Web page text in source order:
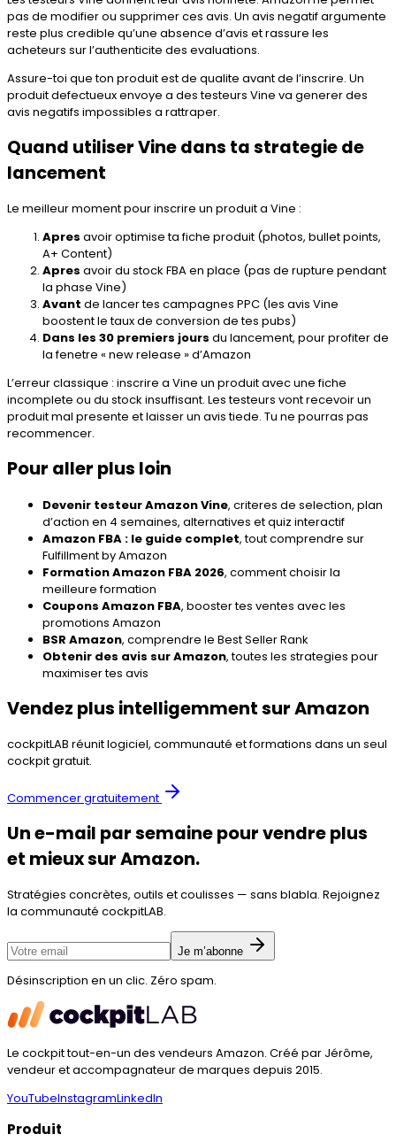
pas de modifier ou supprimer ces avis. Un avis negatif argumente
reste plus credible qu’une absence d’avis et rassure les
acheteurs sur l’authenticite des evaluations.
Assure-toi que ton produit est de qualite avant de l’inscrire. Un
produit defectueux envoye a des testeurs Vine va generer des
avis negatifs impossibles a rattraper.
Quand utiliser Vine dans ta strategie de
lancement
Le meilleur moment pour inscrire un produit a Vine :
Apres avoir optimise ta fiche produit (photos, bullet points,
A+ Content)
Apres avoir du stock FBA en place (pas de rupture pendant
la phase Vine)
Avant de lancer tes campagnes PPC (les avis Vine
boostent le taux de conversion de tes pubs)
Dans les 30 premiers jours du lancement, pour profiter de
la fenetre « new release » d’Amazon
L’erreur classique : inscrire a Vine un produit avec une fiche
incomplete ou du stock insuffisant. Les testeurs vont recevoir un
produit mal presente et laisser un avis tiede. Tu ne pourras pas
recommencer.
Pour aller plus loin
Devenir testeur Amazon Vine, criteres de selection, plan
d’action en 4 semaines, alternatives et quiz interactif
Amazon FBA : le guide complet, tout comprendre sur
Fulfillment by Amazon
Formation Amazon FBA 2026, comment choisir la
meilleure formation
Coupons Amazon FBA, booster tes ventes avec les
promotions Amazon
BSR Amazon, comprendre le Best Seller Rank
Obtenir des avis sur Amazon, toutes les strategies pour
maximiser tes avis
Vendez plus intelligemment sur Amazon
cockpitLAB réunit logiciel, communauté et formations dans un seul
cockpit gratuit.
Commencer gratuitement
Un e-mail par semaine pour vendre plus
et mieuxsur Amazon.
Stratégies concrètes, outils et coulisses — sans blabla. Rejoignez
la communauté cockpitLAB.
Je m’abonne
Désinscription en un clic. Zéro spam.
Le cockpit tout-en-un des vendeurs Amazon. Créé par Jérôme,
vendeur et accompagnateur de marques depuis 2015.
YouTubeInstagramLinkedIn
Produit